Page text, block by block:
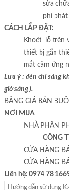
sửa
phí
CÁCH LẮP ĐẶT:
Khoét lỗ trên
thiết bị gắn
mắt cảm ứng
Lưu ý : đèn chỉ sáng
giờ sáng ).
BẢNG GIÁ BÁN
NƠI MUA
NHÀ PHÂN
CÔNG
CỬA HÀNG
CỬA HÀNG
Liên hệ: 0974 78
Hướng dẫn sử dụng